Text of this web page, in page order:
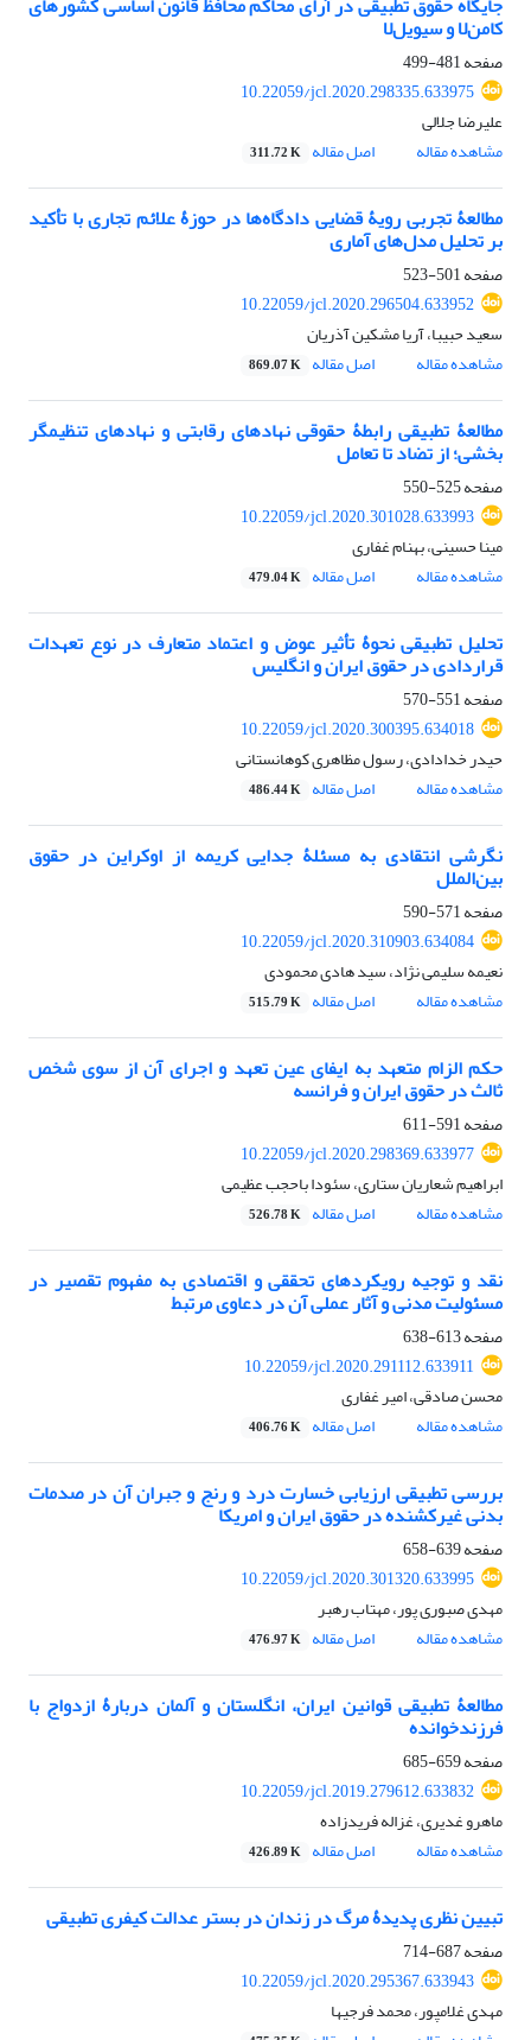
کامن‌لا و سیویل‌لا
صفحه481-499
10.22059/jcl.2020.298335.633975
علیرضا جلالی
مشاهده مقاله
اصل مقاله 311.72 K
مطالعۀ تجربی رویۀ قضایی دادگاه‌ها در حوزۀ علائم تجاری با تأکید
بر تحلیل مدل‌های آماری
صفحه501-523
10.22059/jcl.2020.296504.633952
سعید حبیبا، آریا مشکین آذریان
مشاهده مقاله
اصل مقاله 869.07 K
مطالعۀ تطبیقی رابطۀ حقوقی نهادهای رقابتی و نهادهای تنظیم‎گر
بخشی؛ از تضاد تا تعامل
صفحه525-550
10.22059/jcl.2020.301028.633993
مینا حسینی، بهنام غفاری
مشاهده مقاله
اصل مقاله 479.04 K
تحلیل تطبیقی نحوۀ تأثیر عوض و اعتماد متعارف در نوع تعهدات
قراردادی در حقوق ایران و انگلیس
صفحه551-570
10.22059/jcl.2020.300395.634018
حیدر خدادادی، رسول مظاهری کوهانستانی
مشاهده مقاله
اصل مقاله 486.44 K
نگرشی انتقادی به مسئلۀ جدایی کریمه از اوکراین در حقوق
بین‌الملل
صفحه571-590
10.22059/jcl.2020.310903.634084
نعیمه سلیمی نژاد، سید هادی محمودی
مشاهده مقاله
اصل مقاله 515.79 K
حکم الزام متعهد به ایفای عین تعهد و اجرای آن از سوی شخص
ثالث در حقوق ایران و فرانسه
صفحه591-611
10.22059/jcl.2020.298369.633977
ابراهیم شعاریان ستاری، سئودا باحجب عظیمی
مشاهده مقاله
اصل مقاله 526.78 K
نقد و توجیه رویکردهای تحققی و اقتصادی به مفهوم تقصیر در
مسئولیت مدنی و آثار عملی آن در دعاوی مرتبط
صفحه613-638
10.22059/jcl.2020.291112.633911
محسن صادقی، امیر غفاری
مشاهده مقاله
اصل مقاله 406.76 K
بررسی تطبیقی ارزیابی خسارت درد و رنج و جبران آن در صدمات
بدنی غیرکشنده در حقوق ایران و امریکا
صفحه639-658
10.22059/jcl.2020.301320.633995
مهدی صبوری پور، مهتاب رهبر
مشاهده مقاله
اصل مقاله 476.97 K
مطالعۀ تطبیقی قوانین ایران، انگلستان و آلمان دربارۀ ازدواج با
فرزندخوانده
صفحه659-685
10.22059/jcl.2019.279612.633832
ماهرو غدیری، غزاله فریدزاده
مشاهده مقاله
اصل مقاله 426.89 K
تبیین نظری پدیدۀ مرگ در زندان در بستر عدالت کیفری تطبیقی
صفحه687-714
10.22059/jcl.2020.295367.633943
مهدی غلامپور، محمد فرجیها